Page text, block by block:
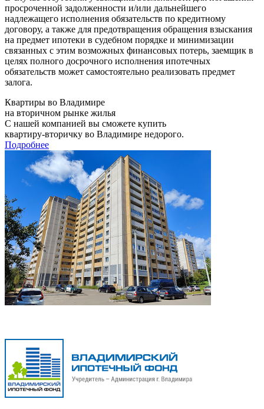
просроченной задолженности и/или дальнейшего
надлежащего исполнения обязательств по кредитному
договору, а также для предотвращения обращения взыскания
на предмет ипотеки в судебном порядке и минимизации
связанных с этим возможных финансовых потерь, заемщик в
целях полного досрочного исполнения ипотечных
обязательств может самостоятельно реализовать предмет
залога.
Квартиры во Владимире
на вторичном рынке жилья
С нашей компанией вы сможете купить
квартиру-вторичку во Владимире недорого.
Подробнее